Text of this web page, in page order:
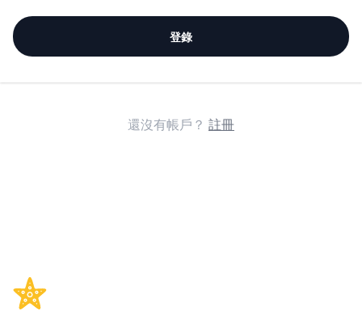
登錄
還沒有帳戶？ 註冊